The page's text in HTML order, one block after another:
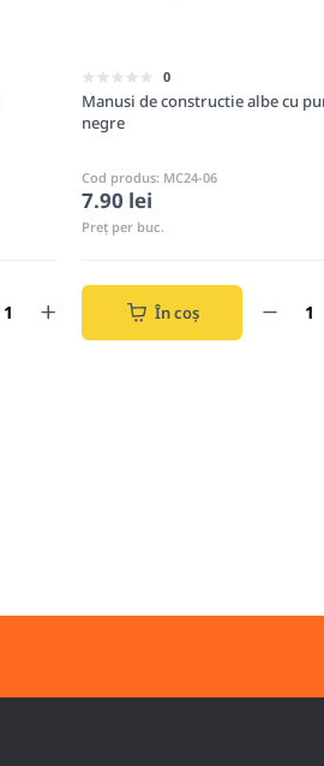
0
Manusi de constructie albe cu
negre
Cod produs: MC24-06
7.90 lei
Preț per buc.
În coș